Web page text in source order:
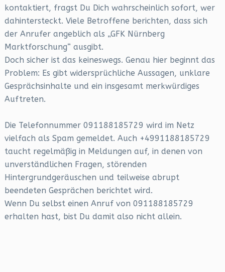
kontaktiert, fragst Du Dich wahrscheinlich sofort, wer
dahintersteckt. Viele Betroffene berichten, dass sich
der Anrufer angeblich als „GFK Nürnberg
Marktforschung“ ausgibt.
Doch sicher ist das keineswegs. Genau hier beginnt das
Problem: Es gibt widersprüchliche Aussagen, unklare
Gesprächsinhalte und ein insgesamt merkwürdiges
Auftreten.
Die Telefonnummer 091188185729 wird im Netz
vielfach als Spam gemeldet. Auch +4991188185729
taucht regelmäßig in Meldungen auf, in denen von
unverständlichen Fragen, störenden
Hintergrundgeräuschen und teilweise abrupt
beendeten Gesprächen berichtet wird.
Wenn Du selbst einen Anruf von 091188185729
erhalten hast, bist Du damit also nicht allein.